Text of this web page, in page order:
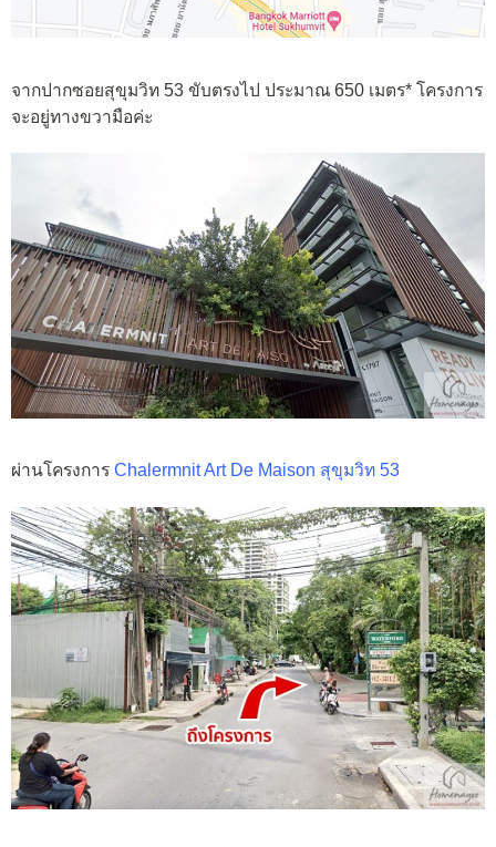
จากปากซอยสุขุมวิท 53 ขับตรงไป ประมาณ 650 เมตร* โครงการ
จะอยู่ทางขวามือค่ะ
ผ่านโครงการ Chalermnit Art De Maison สุขุมวิท 53